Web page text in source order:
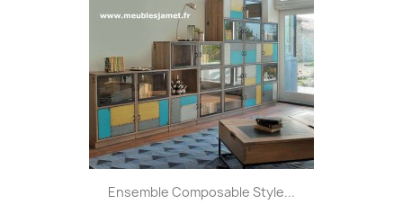
Ensemble Composable Style...